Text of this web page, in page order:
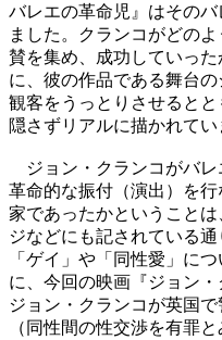
バレエの革命児』はその
ました。クランコがどの
賛を集め、成功していっ
に、彼の作品である舞台の
観客をうっとりさせると
隠さずリアルに描かれてい
ジョン・クランコがバレ
革命的な振付（演出）を
家であったかということは
ジなどにも記されている
「ゲイ」や「同性愛」に
に、今回の映画『ジョン・
ジョン・クランコが英国
（同性間の性交渉を有罪